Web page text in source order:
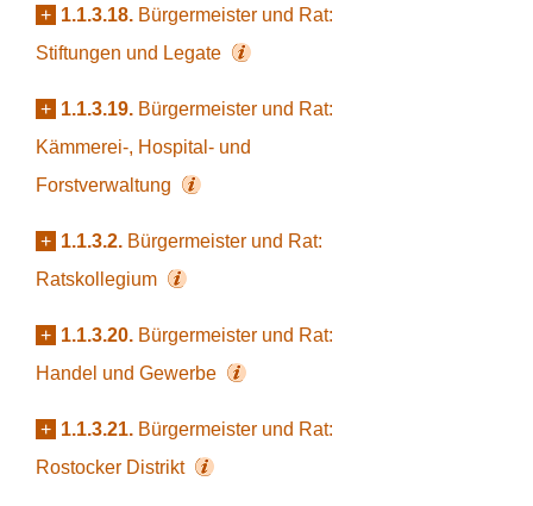
+ 1.1.3.18. Bürgermeister und Rat:
Stiftungen und Legate
+ 1.1.3.19. Bürgermeister und Rat:
Kämmerei-, Hospital- und
Forstverwaltung
+ 1.1.3.2. Bürgermeister und Rat:
Ratskollegium
+ 1.1.3.20. Bürgermeister und Rat:
Handel und Gewerbe
+ 1.1.3.21. Bürgermeister und Rat:
Rostocker Distrikt